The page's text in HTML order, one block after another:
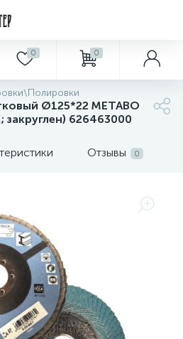
0 0
Ø125*22 METABO
закруглен) 626463000
Отзывы 0